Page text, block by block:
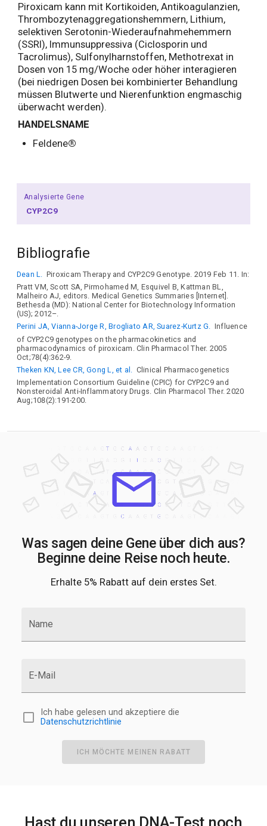
Piroxicam kann mit Kortikoiden, Antikoagulanzien,
Thrombozytenaggregationshemmern, Lithium,
selektiven Serotonin-Wiederaufnahmehemmern
(SSRI), Immunsuppressiva (Ciclosporin und
Tacrolimus), Sulfonylharnstoffen, Methotrexat in
Dosen von 15 mg/Woche oder höher interagieren
(bei niedrigen Dosen bei kombinierter Behandlung
müssen Blutwerte und Nierenfunktion engmaschig
überwacht werden).
HANDELSNAME
Feldene®
Analysierte Gene
CYP2C9
Bibliografie
Dean L.
Piroxicam Therapy and CYP2C9 Genotype. 2019 Feb 11. In:
Pratt VM, Scott SA, Pirmohamed M, Esquivel B, Kattman BL,
Malheiro AJ, editors. Medical Genetics Summaries [Internet].
Bethesda (MD): National Center for Biotechnology Information
(US); 2012–.
Perini JA, Vianna-Jorge R, Brogliato AR, Suarez-Kurtz G. Influence
of CYP2C9 genotypes on the pharmacokinetics and
pharmacodynamics of piroxicam. Clin Pharmacol Ther. 2005
Oct;78(4):362-9.
Theken KN, Lee CR, Gong L, et al. Clinical Pharmacogenetics
Implementation Consortium Guideline (CPIC) for CYP2C9 and
Nonsteroidal Anti-Inflammatory Drugs. Clin Pharmacol Ther. 2020
Aug;108(2):191-200.
Was sagen deine Gene über dich aus?
Beginne deine Reise noch heute.
Erhalte 5% Rabatt auf dein erstes Set.
Name
E-Mail
Ich habe gelesen und akzeptiere die
Datenschutzrichtlinie
ICH MÖCHTE MEINEN RABATT